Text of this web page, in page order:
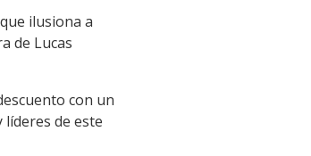
ilusiona a
de Lucas
con un
de este